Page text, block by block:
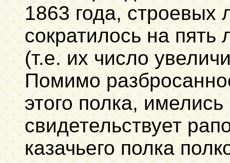
1863 года,
сократилось на
(т.е. их число
Помимо
этого полка,
свидетельствует
казачьего полка